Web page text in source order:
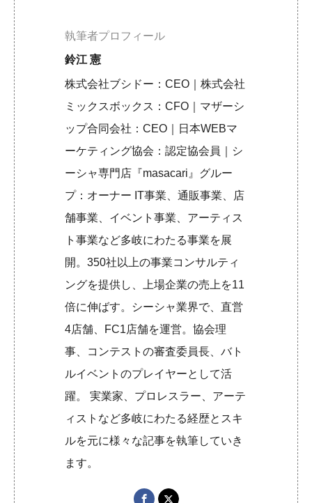
執筆者プロフィール
鈴江 憲
株式会社ブシドー：CEO｜株式会社
ミックスボックス：CFO｜マザーシ
ップ合同会社：CEO｜日本WEBマ
ーケティング協会：認定協会員｜シ
ーシャ専門店『masacari』グルー
プ：オーナー IT事業、通販事業、店
舗事業、イベント事業、アーティス
ト事業など多岐にわたる事業を展
開。350社以上の事業コンサルティ
ングを提供し、上場企業の売上を11
倍に伸ばす。シーシャ業界で、直営
4店舗、FC1店舗を運営。協会理
事、コンテストの審査委員長、バト
ルイベントのプレイヤーとして活
躍。 実業家、プロレスラー、アーテ
ィストなど多岐にわたる経歴とスキ
ルを元に様々な記事を執筆していき
ます。